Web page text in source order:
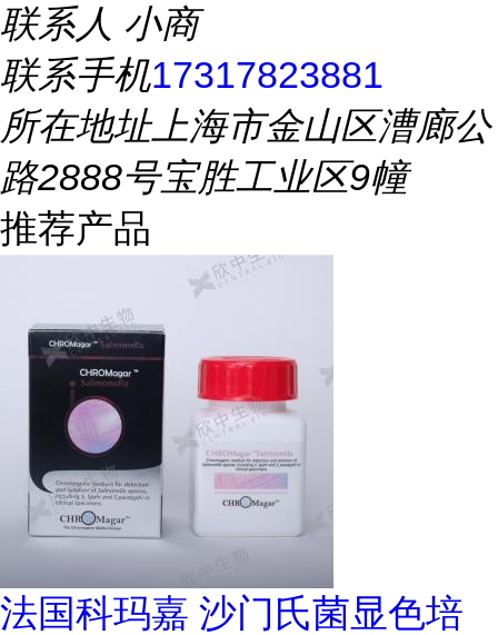
联系人 小商
联系手机17317823881
所在地址上海市金山区漕廊公
路2888号宝胜工业区9幢
推荐产品
法国科玛嘉 沙门氏菌显色培